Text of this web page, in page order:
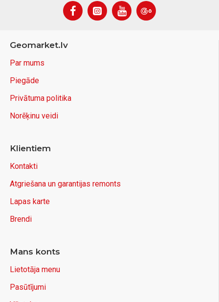
Geomarket.lv
Par mums
Piegāde
Privātuma politika
Norēķinu veidi
Klientiem
Kontakti
Atgriešana un garantijas remonts
Lapas karte
Brendi
Mans konts
Lietotāja menu
Pasūtījumi